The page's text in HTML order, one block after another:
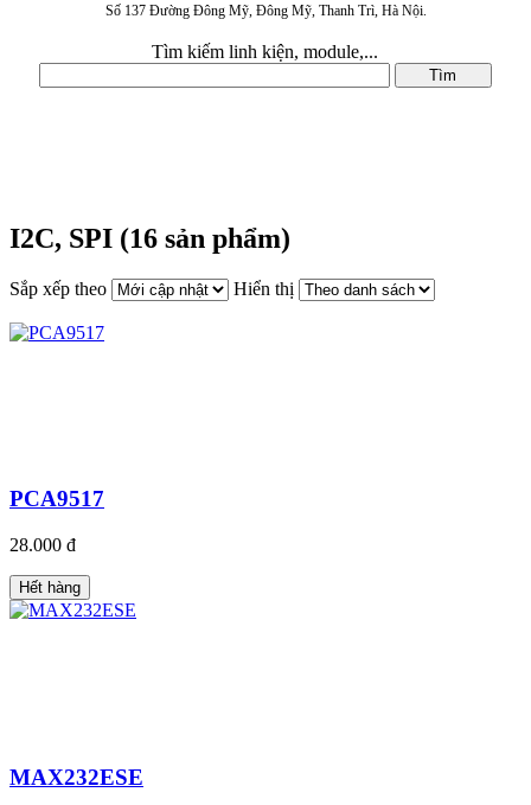
Số 137 Đường Đông Mỹ, Đông Mỹ, Thanh Trì, Hà Nội.
Tìm kiếm linh kiện, module,...
I2C, SPI (16 sản phẩm)
Sắp xếp theo Hiển thị
PCA9517
28.000 đ
Hết hàng
MAX232ESE